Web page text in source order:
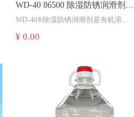
WD-40 86500 除湿防锈润滑剂气
雾罐 500ml
WD-40®除湿防锈润滑剂是有机溶
液，集防锈、除湿、解锈、润滑、清
同时发挥作用，能高效保养各类金属
部件、机电设备、五金工具，使其保
持上佳工作状态，提高工作效率，给
您更多收益；
¥ 0.00